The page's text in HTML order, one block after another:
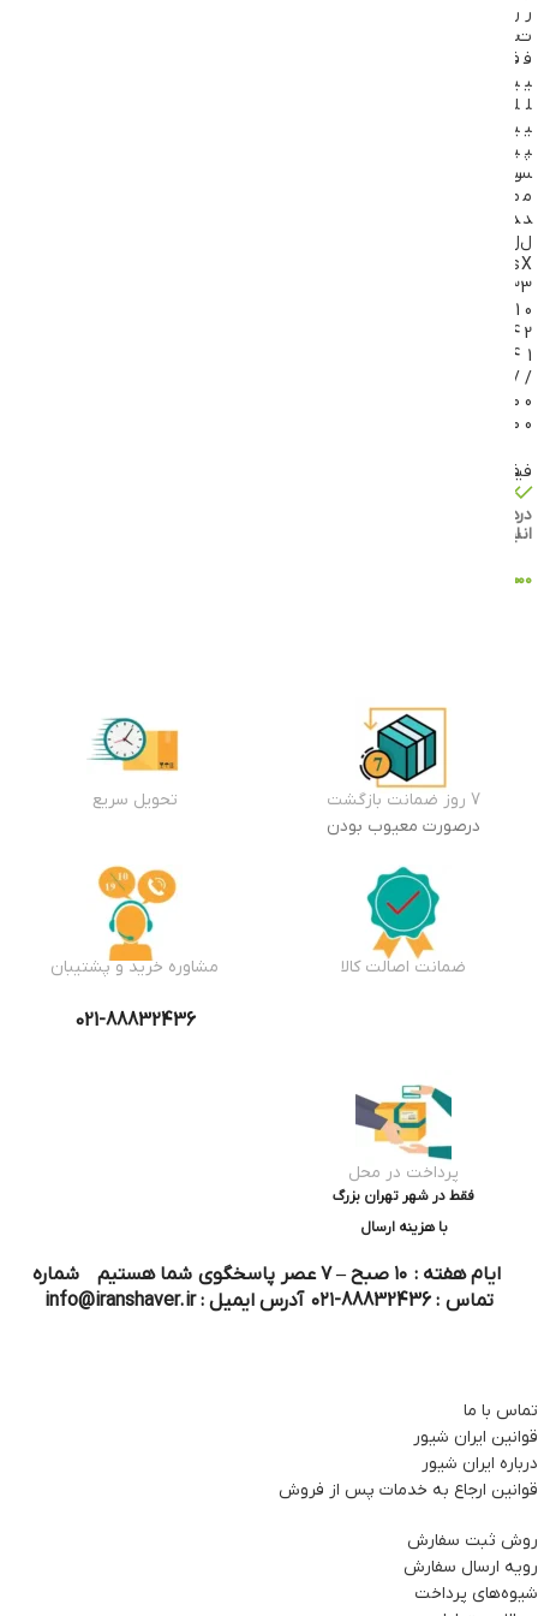
ر
ت
ف
ی
ل
ی
پ
س
م
د
ل
X
3
0
2
1
/
0
0
فیلیپس
در
انبار
۵,۸۴۵,۰۰۰
ر
ت
ف
ی
ل
ی
پ
س
م
د
ل
s
3
1
4
4
/
0
0
فیلیپس
در
انبار
۸,۷۴۵,۰۰۰
7 روز ضمانت بازگشت
درصورت معیوب بودن
تحویل سریع
ضمانت اصالت کالا مشاوره خرید و پشتیبان
021-88832436
پرداخت در محل
فقط در شهر تهران بزرگ
با هزینه ارسال
ایام هفته : ۱۰ صبح – ۷ عصر پاسخگوی شما هستیم شماره
تماس : 88832436-۰۲۱ آدرس ایمیل : info@iranshaver.ir
تماس با ما
قوانین ایران شیور
درباره ایران شیور
قوانین ارجاع به خدمات پس از فروش
روش ثبت سفارش
رویه ارسال سفارش
شیوه‌های پرداخت